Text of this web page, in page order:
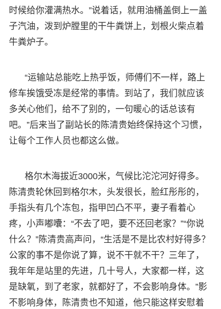
时候给你灌满热水。”说着话，就用油桶盖倒上一盖
子汽油，泼到炉膛里的干牛粪饼上，划根火柴点着
牛粪炉子。
“运输站总能吃上热乎饭，师傅们不一样，路上
修车挨饿受冻是经常的事情。到站了，我们就应该
多关心他们，给不了别的，一句暖心的话总该有
吧。”后来当了副站长的陈清贵始终保持这个习惯，
让每个工作人员也都这么做。
格尔木海拔近3000米，气候比沱沱河好得多。
陈清贵轮休回到格尔木，头发很长，脸红彤彤的，
手指头有几个冻包，指甲凹凸不平，妻子看着心
疼，小声嘟囔：“不去了吧，要不还回老家？”“你说
什么？”陈清贵高声问，“生活是不是比农村好得多？
公家的事不是你说了算，说不干就不干？三年了，
我年年是站里的先进，几十号人，大家都一样，这
是缺氧，到了老家，就都好了，不会影响身体。”影
不影响身体，陈清贵也不知道，他只能这样安慰着